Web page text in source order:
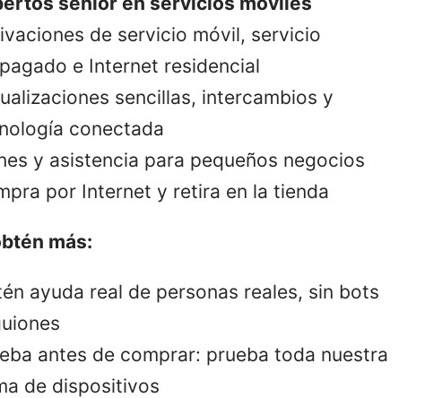
de servicio móvil, servicio
e Internet residencial
sencillas, intercambios y
conectada
y asistencia para pequeños negocios
por Internet y retira en la tienda
más:
ayuda real de personas reales, sin bots
antes de comprar: prueba toda nuestra
de dispositivos